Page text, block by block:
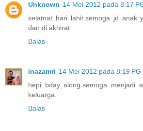
Unknown 14 Mei 2012 pada 8:17
selamat hari lahir.semoga jd anak
dan di akhirat
Balas
inazamri 14 Mei 2012 pada 8:19 PG
hepi bday along.semoga menjadi
keluarga.
Balas